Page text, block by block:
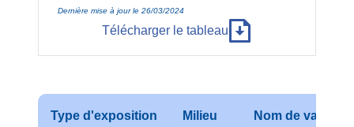
Dernière mise à jour le 26/03/2024
Télécharger le tableau
Type d'exposition Milieu Nom de valeur